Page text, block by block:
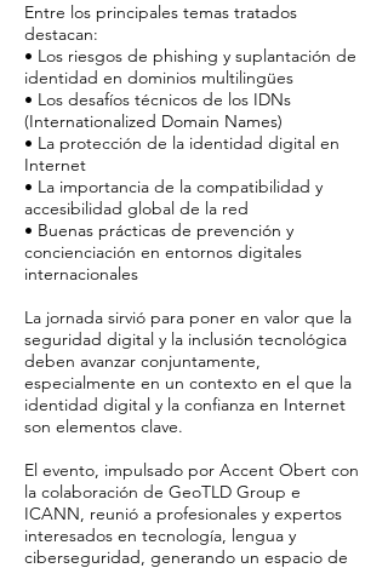
Entre los principales temas tratados
destacan:
• Los riesgos de phishing y suplantación de
identidad en dominios multilingües
• Los desafíos técnicos de los IDNs
(Internationalized Domain Names)
• La protección de la identidad digital en
Internet
• La importancia de la compatibilidad y
accesibilidad global de la red
• Buenas prácticas de prevención y
concienciación en entornos digitales
internacionales
La jornada sirvió para poner en valor que la
seguridad digital y la inclusión tecnológica
deben avanzar conjuntamente,
especialmente en un contexto en el que la
identidad digital y la confianza en Internet
son elementos clave.
El evento, impulsado por Accent Obert con
la colaboración de GeoTLD Group e
ICANN, reunió a profesionales y expertos
interesados en tecnología, lengua y
ciberseguridad, generando un espacio de